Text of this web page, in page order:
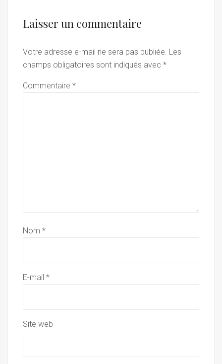
Laisser un commentaire
Votre adresse e-mail ne sera pas publiée. Les
champs obligatoires sont indiqués avec *
Commentaire *
Nom *
E-mail *
Site web